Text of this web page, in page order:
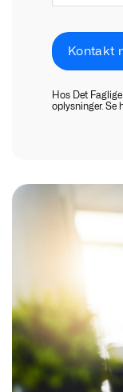
*
Hos Det
oplysninger. Se